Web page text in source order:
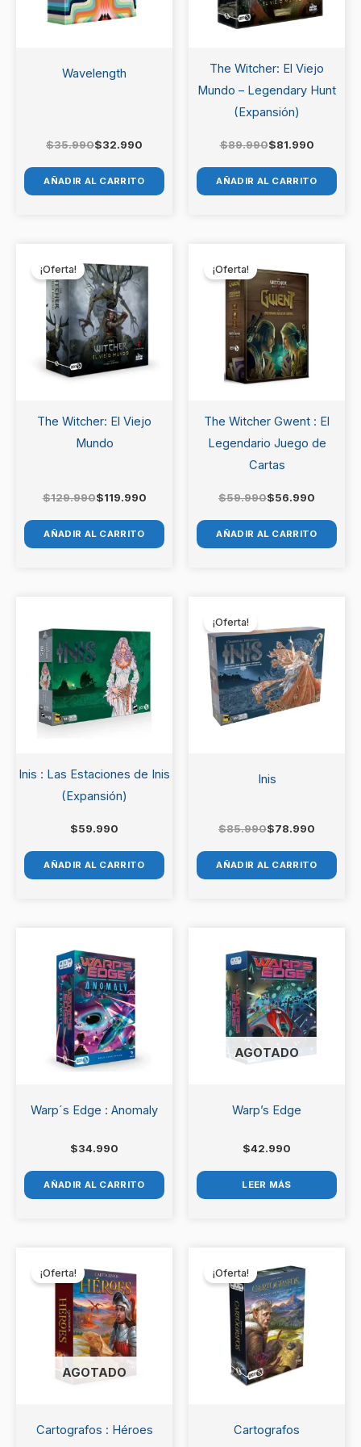
Wavelength
$35.990$32.990
AÑADIR AL CARRITO
The Witcher: El Viejo
Mundo – Legendary Hunt
(Expansión)
$89.990$81.990
AÑADIR AL CARRITO
¡Oferta!
The Witcher: El Viejo
Mundo
$129.990
precio
original
era:
$129.990.
$119.990
precio
actual
es:
$119.990.
AÑADIR AL CARRITO
¡Oferta!
The Witcher Gwent : El
Legendario Juego de
Cartas
$59.990
original
era:
$59.990.
$56.990
actual
es:
$56.990.
AÑADIR AL CARRITO
Inis : Las Estaciones de Inis
(Expansión)
$59.990
AÑADIR AL CARRITO
¡Oferta!
Inis
$85.990
original
era:
$85.990.
$78.990
actual
es:
$78.990.
AÑADIR AL CARRITO
Warp´s Edge : Anomaly
$34.990
AÑADIR AL CARRITO
AGOTADO
Warp’s Edge
$42.990
LEER MÁS
AGOTADO
¡Oferta!
Cartografos : Héroes
precio
original
era:
$22.990.
precio
actual
es:
$20.990.
¡Oferta!
Cartografos
precio
original
era:
$26.990.
precio
actual
es:
$24.990.